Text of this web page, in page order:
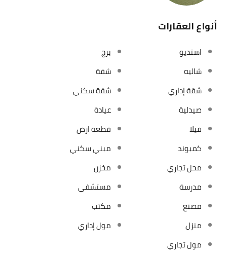
أنواع العقارات
استديو
برج
شاليه
شقة
شقة إداري
شقة سكني
صيدلية
عيادة
فيلا
قطعة ارض
كمبوند
مبني سكني
محل تجاري
مخزن
مدرسة
مستشفي
مصنع
مكتب
منزل
مول إداري
مول تجاري